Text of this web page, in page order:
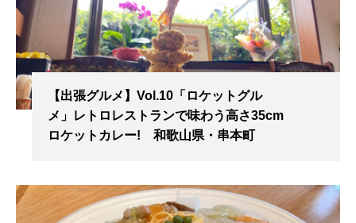
【出張グルメ】Vol.10「ロケットグル
メ」レトロレストランで味わう高さ35cm
ロケットカレー! 和歌山県・串本町